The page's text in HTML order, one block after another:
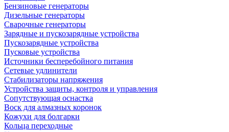
Бензиновые генераторы
Дизельные генераторы
Сварочные генераторы
Зарядные и пускозарядные устройства
Пускозарядные устройства
Пусковые устройства
Источники бесперебойного питания
Сетевые удлинители
Стабилизаторы напряжения
Устройства защиты, контроля и управления
Сопутствующая оснастка
Воск для алмазных коронок
Кожухи для болгарки
Кольца переходные